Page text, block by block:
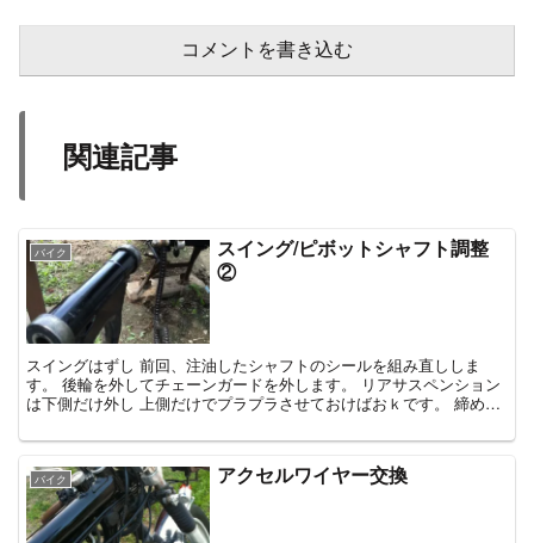
コメントを書き込む
関連記事
バイク
スイング/ピボットシャフト調整
②
スイングはずし 前回、注油したシャフトのシールを組み直ししま
す。 後輪を外してチェーンガードを外します。 リアサスペンション
は下側だけ外し 上側だけでプラプラさせておけばおｋです。 締めナ
バイク アクセルワイヤー交換